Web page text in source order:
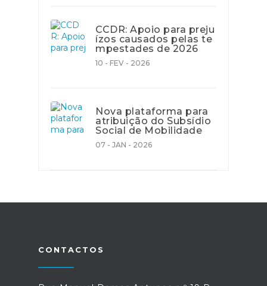
CCDR: Apoio para preju
ízos causados pelas te
mpestades de 2026
10 - FEV - 2026
Nova plataforma para
atribuição do Subsídio
Social de Mobilidade
07 - JAN - 2026
CONTACTOS